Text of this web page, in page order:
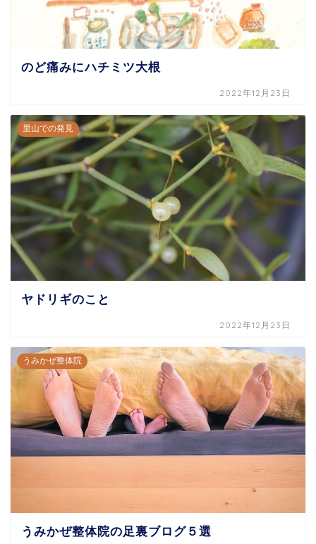
のど痛みにハチミツ大根
2022年12月23日
里山での発見
ヤドリギのこと
2022年12月23日
うみかぜ整体院
うみかぜ整体院の足裏ブログ５選